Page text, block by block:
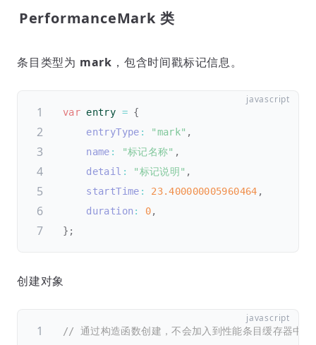
PerformanceMark 类
条目类型为 mark ，包含时间戳标记信息。
var entry = {
entryType : "mark" ,
name : "标记名称" ,
detail : "标记说明" ,
startTime : 23.400000005960464 ,
duration : 0,
} ;
创建对象
// 通过构造函数创建，不会加入到性能条目缓存器中